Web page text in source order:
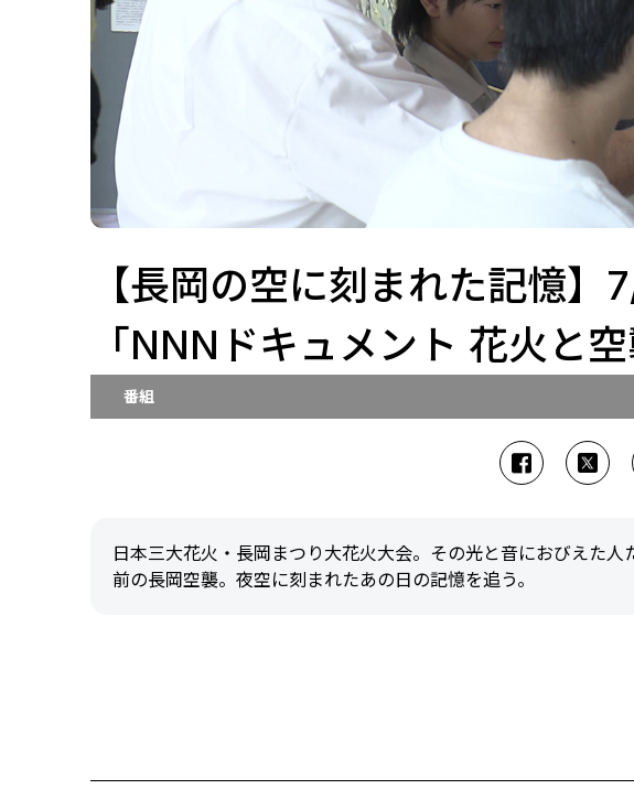
【長岡の空に刻まれた記憶
「NNNドキュメント 花火と空
番組
日本三大花火・長岡まつり大花火大会。その光と音におびえた
前の長岡空襲。夜空に刻まれたあの日の記憶を追う。